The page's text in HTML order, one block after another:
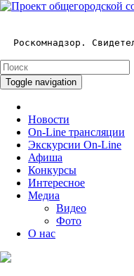
Роскомнадзор.
Toggle navigation
Новости
On-Line трансляции
Экскурсии On-Line
Афиша
Конкурсы
Интересное
Медиа
Видео
Фото
О нас